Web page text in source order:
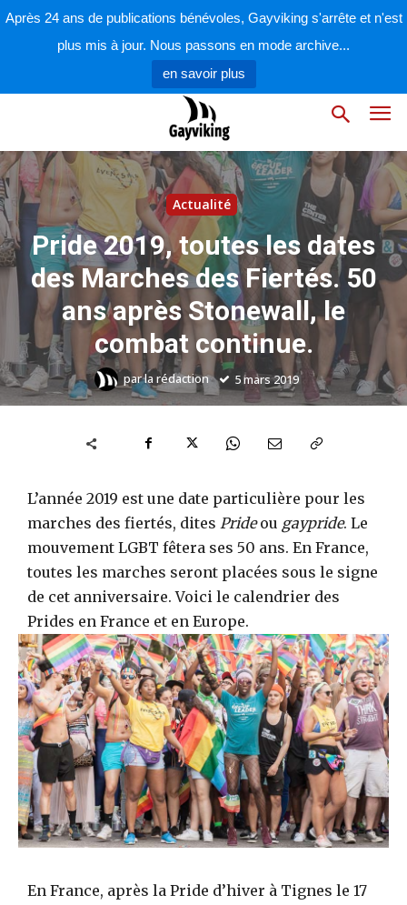
Après 24 ans de publications bénévoles, Gayviking s'arrête et n'est
plus mis à jour. Nous passons en mode archive...
en savoir plus
Actualité
Pride 2019, toutes les dates
des Marches des Fiertés. 50
ans après Stonewall, le
combat continue.
parla rédaction 5 mars 2019
L’année 2019 est une date particulière pour les
marches des fiertés, dites Prideou gaypride. Le
mouvement LGBT fêtera ses 50 ans. En France,
toutes les marches seront placées sous le signe
de cet anniversaire. Voici le calendrier des
Prides en France et en Europe.
En France, après la Pride d’hiver à Tignes le 17